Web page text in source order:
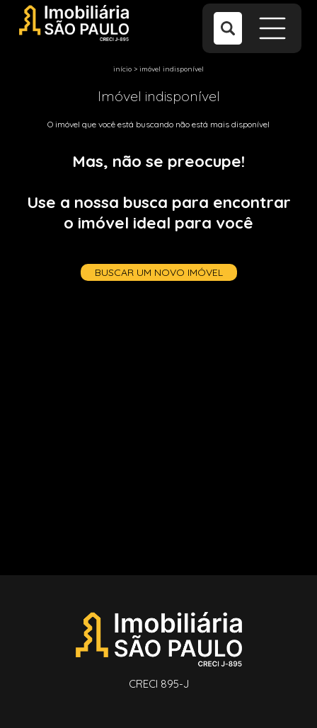
início > imóvel indisponível
Imóvel indisponível
O imóvel que você está buscando não está mais disponível
Mas, não se preocupe!
Use a nossa busca para encontrar
o imóvel ideal para você
BUSCAR UM NOVO IMÓVEL
CRECI 895-J